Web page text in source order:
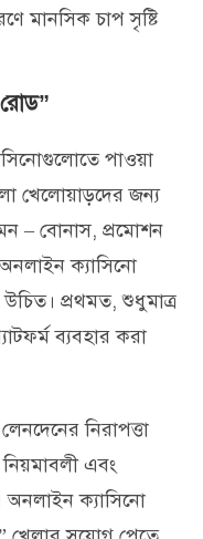
মানসিক চাপ সৃষ্টি
পাওয়া
খেলোয়াড়দের জন্য
– বোনাস, প্রমোশন
ক্যাসিনো
প্রথমত, শুধুমাত্র
ব্যবহার করা
নিরাপত্তা
এবং
অনলাইন ক্যাসিনো